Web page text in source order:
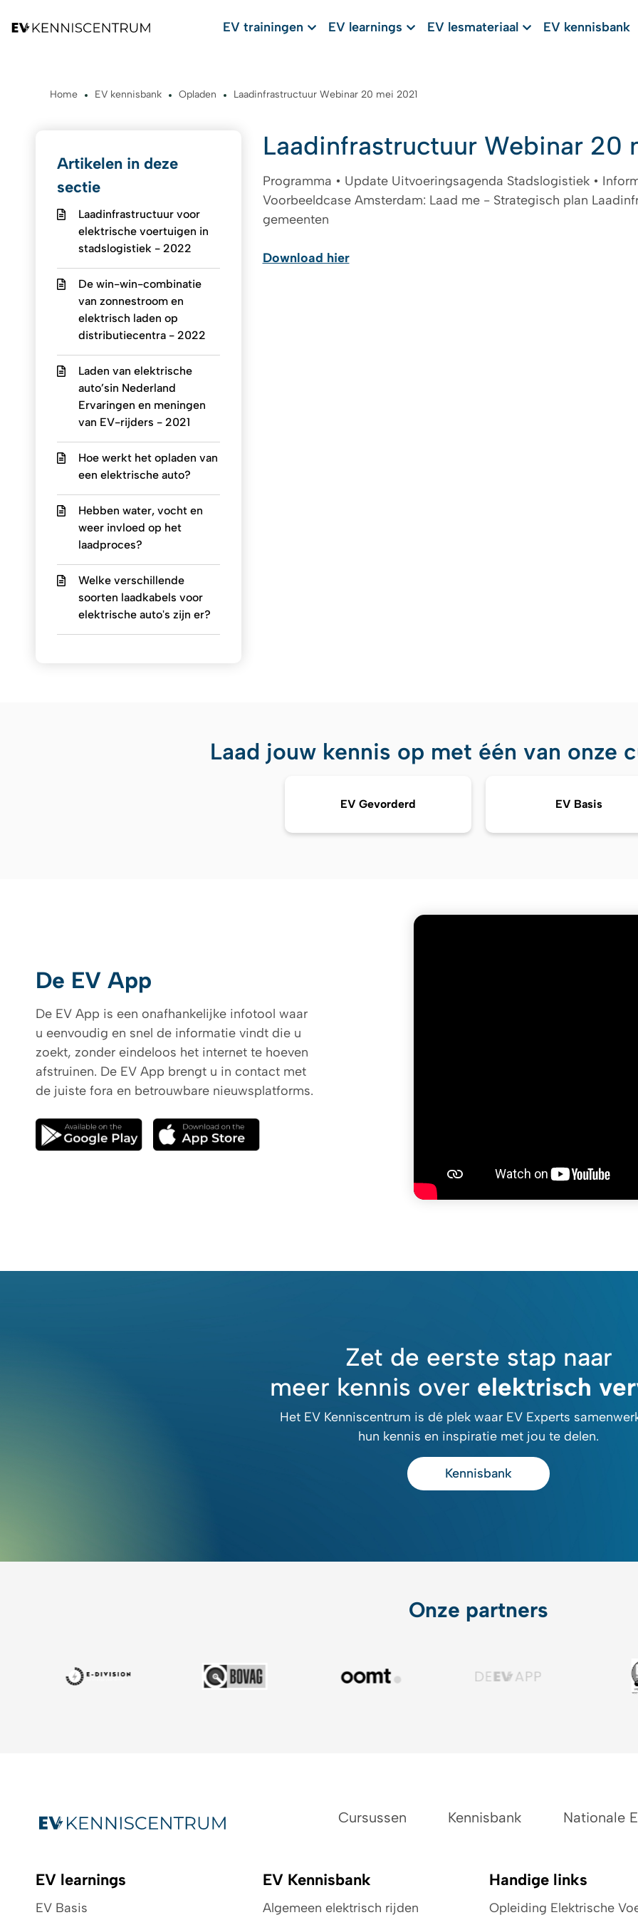
EV trainingen EV learnings EV lesmateriaal EV kennisbank
Home EV kennisbank Opladen Laadinfrastructuur Webinar 20 mei 2021
Artikelen in deze
sectie
Laadinfrastructuur voor
elektrische voertuigen in
stadslogistiek - 2022
De win-win-combinatie
van zonnestroom en
elektrisch laden op
distributiecentra - 2022
Laden van elektrische
auto’sin Nederland
Ervaringen en meningen
van EV-rijders - 2021
Hoe werkt het opladen van
een elektrische auto?
Hebben water, vocht en
weer invloed op het
laadproces?
Welke verschillende
soorten laadkabels voor
elektrische auto's zijn er?
Laadinfrastructuur Webinar 20
Programma • Update Uitvoeringsagenda Stadslogistiek •
Voorbeeldcase Amsterdam: Laad me - Strategisch plan
gemeenten
Download hier
Laad jouw kennis op met één van onze
EV Gevorderd EV Basis
De EV App
De EV App is een onafhankelijke infotool waar
u eenvoudig en snel de informatie vindt die u
zoekt, zonder eindeloos het internet te hoeven
afstruinen. De EV App brengt u in contact met
de juiste fora en betrouwbare nieuwsplatforms.
Zet de eerste stap naar
meer kennis over elektrisch
Het EV Kenniscentrum is dé plek waar EV Experts
hun kennis en inspiratie met jou te delen.
Kennisbank
Onze partners
Cursussen Kennisbank Nationale
EV learnings
EV Basis
EV Kennisbank
Algemeen elektrisch rijden
Handige links
Opleiding Elektrische